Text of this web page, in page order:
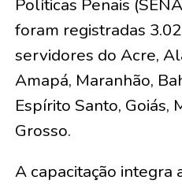
Políticas Penais
foram registradas
servidores do Acre,
Amapá, Maranhão,
Espírito Santo, Goiás,
Grosso.
A capacitação integra